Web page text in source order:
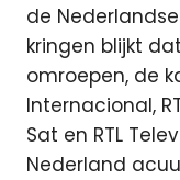
de
kringen blijkt
omroepen, de
Internacional,
Sat en RTL
Nederland